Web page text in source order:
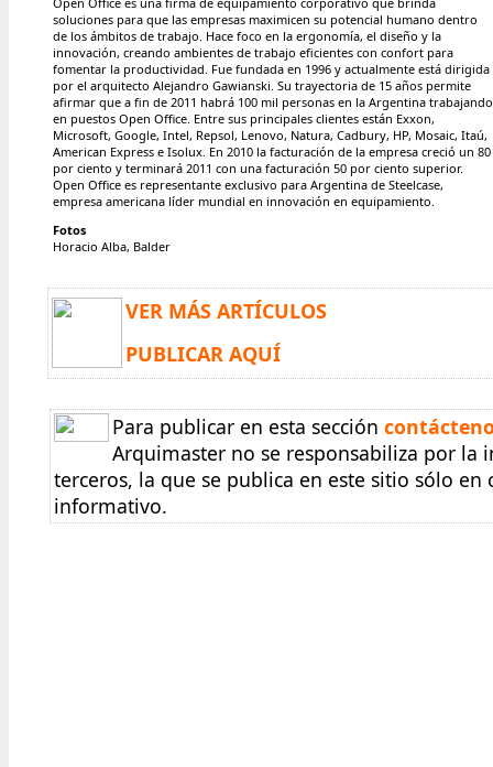
soluciones para que las empresas maximicen su potencial humano dentro
de los ámbitos de trabajo. Hace foco en la ergonomía, el diseño y la
innovación, creando ambientes de trabajo eficientes con confort para
fomentar la productividad. Fue fundada en 1996 y actualmente está dirigida
por el arquitecto Alejandro Gawianski. Su trayectoria de 15 años permite
afirmar que a fin de 2011 habrá 100 mil personas en la Argentina trabajando
en puestos Open Office. Entre sus principales clientes están Exxon,
Microsoft, Google, Intel, Repsol, Lenovo, Natura, Cadbury, HP, Mosaic, Itaú,
American Express e Isolux. En 2010 la facturación de la empresa creció un 80
por ciento y terminará 2011 con una facturación 50 por ciento superior.
Open Office es representante exclusivo para Argentina de Steelcase,
empresa americana líder mundial en innovación en equipamiento.
Fotos
Horacio Alba, Balder
VER MÁS ARTÍCULOS
PUBLICAR AQUÍ
Para publicar en esta sección
Arquimaster no se responsabiliza por la
terceros, la que se publica en este sitio sólo en
informativo.